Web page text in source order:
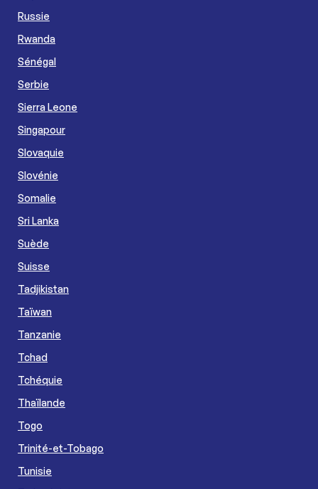
Russie
Rwanda
Sénégal
Serbie
Sierra Leone
Singapour
Slovaquie
Slovénie
Somalie
Sri Lanka
Suède
Suisse
Tadjikistan
Taïwan
Tanzanie
Tchad
Tchéquie
Thaïlande
Togo
Trinité-et-Tobago
Tunisie